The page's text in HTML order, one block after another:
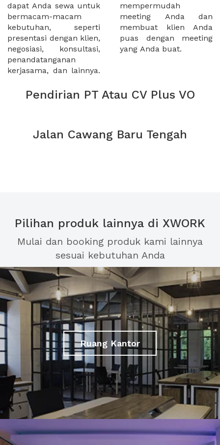
dapat Anda sewa untuk
bermacam-macam
kebutuhan, seperti
presentasi dengan klien,
negosiasi, konsultasi,
penandatanganan
kerjasama, dan lainnya.
mempermudah
meeting Anda dan
membuat klien Anda
puas dengan meeting
yang Anda buat.
Pendirian PT Atau CV Plus VO
Jalan Cawang Baru Tengah
Pilihan produk lainnya di XWORK
Mulai dan booking produk kami lainnya
sesuai kebutuhan Anda
Ruang Kantor